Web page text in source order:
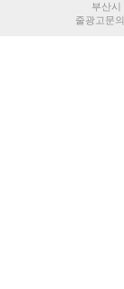
부산시
줄광고문